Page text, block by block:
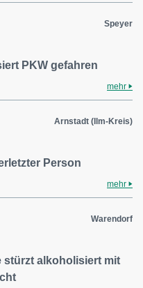
Speyer
PKW gefahren
mehr
Arnstadt (Ilm-Kreis)
Person
mehr
Warendorf
stürzt alkoholisiert mit